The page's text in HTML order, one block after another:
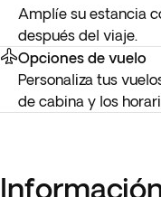
Amplíe su estancia
después del viaje.
Opciones de vuelo
Personaliza tus
de cabina y los